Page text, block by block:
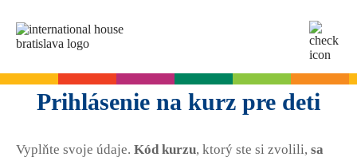
SK
Pre dospelých
Angličtina
Pre deti
Prihlásenie na kurz pre deti
Vyplňte svoje údaje. Kód kurzu, ktorý ste si zvolili, sa